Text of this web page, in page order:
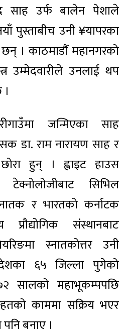
साह उर्फ बालेन पेशाले
पुस्ताबीच उनी ¥यापरका
। काठमाडौं महानगरको
उम्मेदवारीले उनलाई थप
जन्मिएका साह
डा. राम नारायण साह र
हुन् । ह्वाइट हाउस
सिभिल
र भारतको कर्नाटक
प्रौद्योगिक संस्थानबाट
स्नातकोत्तर उनी
६५ जिल्ला पुगेको
सालको महाभूकम्पपछि
काममा सक्रिय भएर
बनाए ।